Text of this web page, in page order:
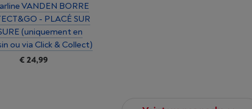
VANDEN BORRE
- PLACÉ SUR
(uniquement en
ou via Click & Collect)
€ 24,99